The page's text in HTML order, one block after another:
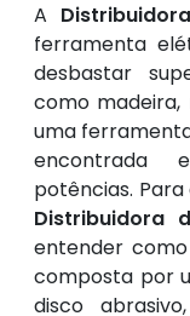
A
ferramenta
desbastar
como
uma
encontrada
potências.
Distribuidora
entender
composta por
disco